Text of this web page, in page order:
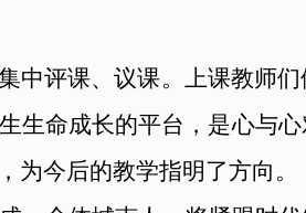
中评课、议课。上课教师
生命成长的平台，是心与
为今后的教学指明了方向。